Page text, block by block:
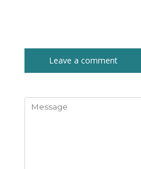
Leave a comment